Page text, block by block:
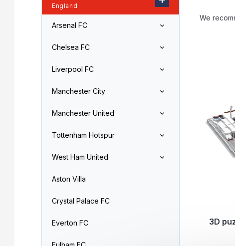
a
England
Arsenal FC
Chelsea FC
Liverpool FC
Manchester City
Manchester United
Tottenham Hotspur
West Ham United
Aston Villa
Crystal Palace FC
Everton FC
We
3D